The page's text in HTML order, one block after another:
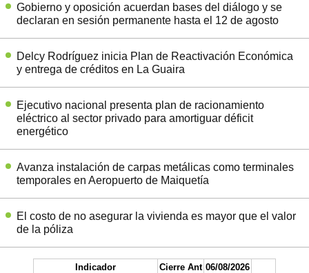
Gobierno y oposición acuerdan bases del diálogo y se
declaran en sesión permanente hasta el 12 de agosto
Delcy Rodríguez inicia Plan de Reactivación Económica
y entrega de créditos en La Guaira
Ejecutivo nacional presenta plan de racionamiento
eléctrico al sector privado para amortiguar déficit
energético
Avanza instalación de carpas metálicas como terminales
temporales en Aeropuerto de Maiquetía
El costo de no asegurar la vivienda es mayor que el valor
de la póliza
Indicador Cierre Ant 06/08/2026